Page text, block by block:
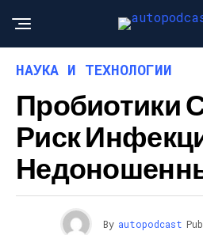
НАУКА И ТЕХНОЛОГИИ
Пробиотики
Риск
By autopodcast